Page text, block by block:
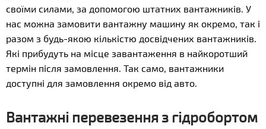
своїми силами, за допомогою штатних вантажників. У
нас можна замовити вантажну машину як окремо, так і
разом з будь-якою кількістю досвідчених вантажників.
Які прибудуть на місце завантаження в найкоротший
термін після замовлення. Так само, вантажники
доступні для замовлення окремо від авто.
Вантажні перевезення з гідробортом